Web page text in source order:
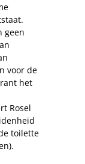
geen
voor de
het
Rosel
toilette